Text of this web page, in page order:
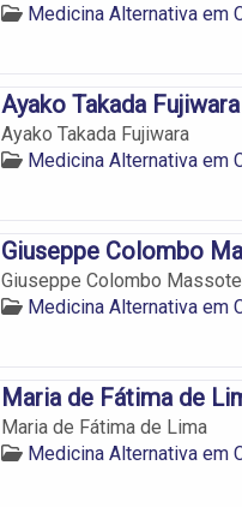
Medicina Alternativa em
Ayako Takada Fujiwara
Ayako Takada Fujiwara
Medicina Alternativa em
Giuseppe Colombo
Giuseppe Colombo
Medicina Alternativa em
Maria de Fátima de
Maria de Fátima de Lima
Medicina Alternativa em